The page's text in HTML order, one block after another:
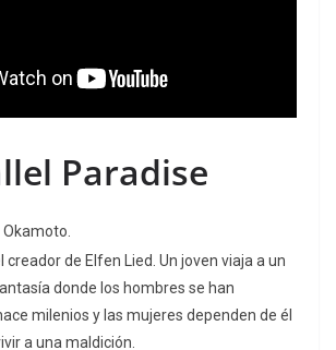
Paradise
Okamoto.
creador de Elfen Lied Un joven viaja a un
donde los hombres se han
milenios y las mujeres dependen de él
a una maldición.